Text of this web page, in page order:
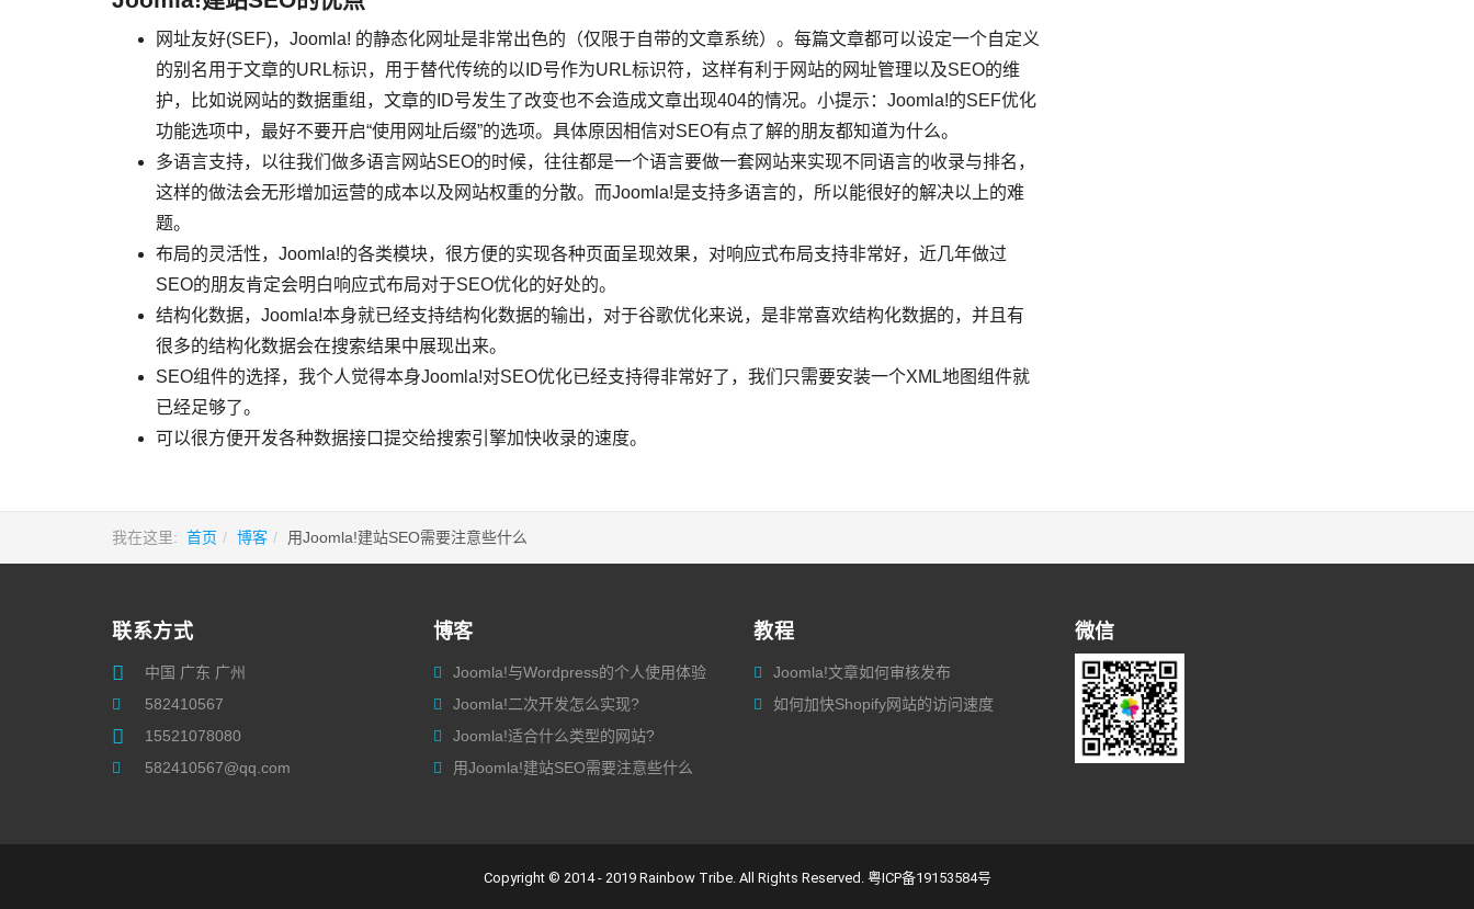
网址友好(SEF)，Joomla! 的静态化网址是非常出色的（仅限于自带的文章系统）。每篇文章都可以设定一个自定义
的别名用于文章的URL标识，用于替代传统的以ID号作为URL标识符，这样有利于网站的网址管理以及SEO的维
护，比如说网站的数据重组，文章的ID号发生了改变也不会造成文章出现404的情况。小提示：Joomla!的SEF优化
功能选项中，最好不要开启“使用网址后缀”的选项。具体原因相信对SEO有点了解的朋友都知道为什么。
多语言支持，以往我们做多语言网站SEO的时候，往往都是一个语言要做一套网站来实现不同语言的收录与排名，
这样的做法会无形增加运营的成本以及网站权重的分散。而Joomla!是支持多语言的，所以能很好的解决以上的难
题。
布局的灵活性，Joomla!的各类模块，很方便的实现各种页面呈现效果，对响应式布局支持非常好，近几年做过
SEO的朋友肯定会明白响应式布局对于SEO优化的好处的。
结构化数据，Joomla!本身就已经支持结构化数据的输出，对于谷歌优化来说，是非常喜欢结构化数据的，并且有
很多的结构化数据会在搜索结果中展现出来。
SEO组件的选择，我个人觉得本身Joomla!对SEO优化已经支持得非常好了，我们只需要安装一个XML地图组件就
已经足够了。
可以很方便开发各种数据接口提交给搜索引擎加快收录的速度。
我在这里: 首页 博客 用Joomla!建站SEO需要注意些什么
联系方式
中国 广东 广州
582410567
15521078080
582410567@qq.com
博客
Joomla!与Wordpress的个人使用体验
Joomla!二次开发怎么实现?
Joomla!适合什么类型的网站?
用Joomla!建站SEO需要注意些什么
教程
Joomla!文章如何审核发布
如何加快Shopify网站的访问速度
微信
Copyright © 2014 - 2019 Rainbow Tribe. All Rights Reserved. 粤ICP备19153584号